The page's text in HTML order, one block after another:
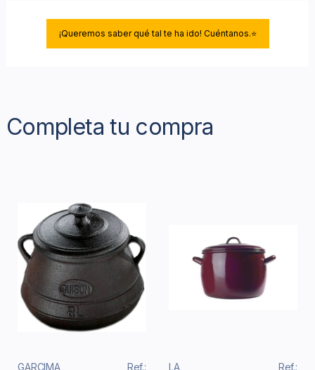
¡Queremos saber qué tal te ha ido! Cuéntanos.⭐
Completa tu compra
GARCIMA
Ref.:
LA
Ref.: